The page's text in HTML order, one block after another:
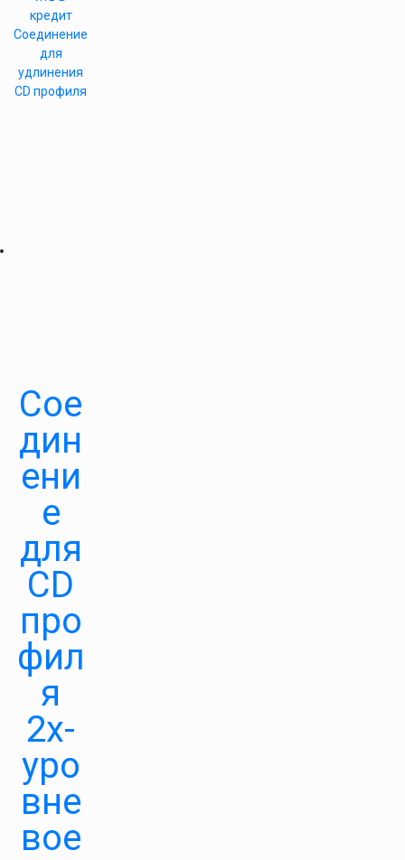
кредит
Соединение
для
удлинения
CD профиля
Сое
дин
ени
е
для
CD
про
фил
я
2х-
уро
вне
вое